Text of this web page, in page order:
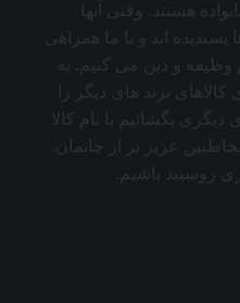
هستند. وقتی آنها
پسندیده اند و با ما همراهی
وظیفه و دین می کنیم. به
برند های دیگر را
بگشائیم با نام کالا
مخاطبین عزیز تر از جانمان.
روسپید باشیم.